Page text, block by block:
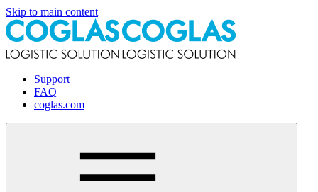
Skip to main content
Support
FAQ
coglas.com